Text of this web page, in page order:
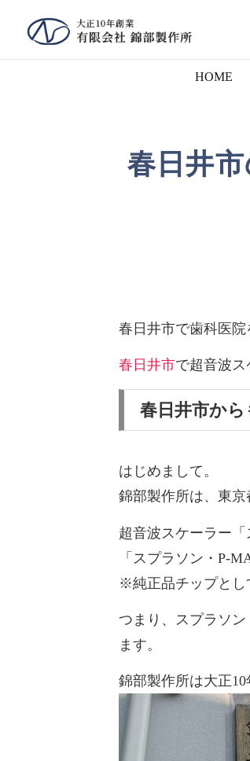
HOME
春日井
春日井市で歯科医
春日井市で超音波
春日井市か
はじめまして。
錦部製作所は、東
超音波スケーラー「
「スプラソン・P-
※純正品チップとし
つまり、スプラソ
ます。
錦部製作所は大正